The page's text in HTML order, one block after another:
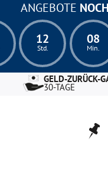
ANGEBOTE NOCH
12
Std.
08
Min.
GELD-ZURÜCK-
30-TAGE